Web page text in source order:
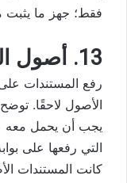
فقط؛ جهز ما يثبت
13. أصول المستندات عند السفر
يجب أن يحمل معه
كانت المستندات